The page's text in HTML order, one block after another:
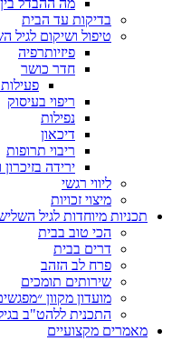
מה ההבדל בין גריאטר
בדיקות עד הבית
טיפול ושיקום לגיל השלישי
פיזיותרפיה
חדר כושר
פעילות קבוצתית
ריפוי בעיסוק
ריבוי תרופות
ירידה בזיכרון ודמנציה
מיצוי זכויות
מיוחדות לגיל השלישי
הכי טוב בבית
דרים בבית
פרח לב הזהב
שירותים תומכים
מועדון מקוון ״מפגשים מהגיל
התכנית ללהט"ב בגיל השלישי
מקצועיים